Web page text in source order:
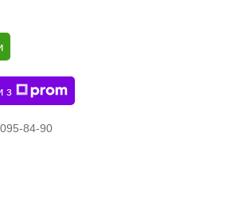
з
84-90